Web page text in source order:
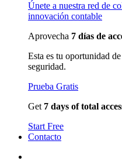
Únete a nuestra red de
innovación contable
Aprovecha 7 días de
Esta es tu oportunidad
seguridad.
Prueba Gratis
Get 7 days of total
Start Free
Contacto